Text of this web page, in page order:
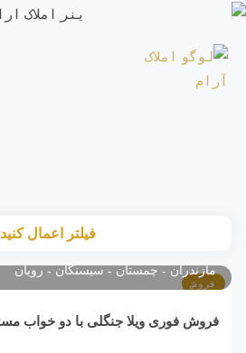
فیلتر اعمال کنید
فروش
مازندران چمستان سیسنگان رویان
فروش فوری ویلا جنگلی با دو خواب